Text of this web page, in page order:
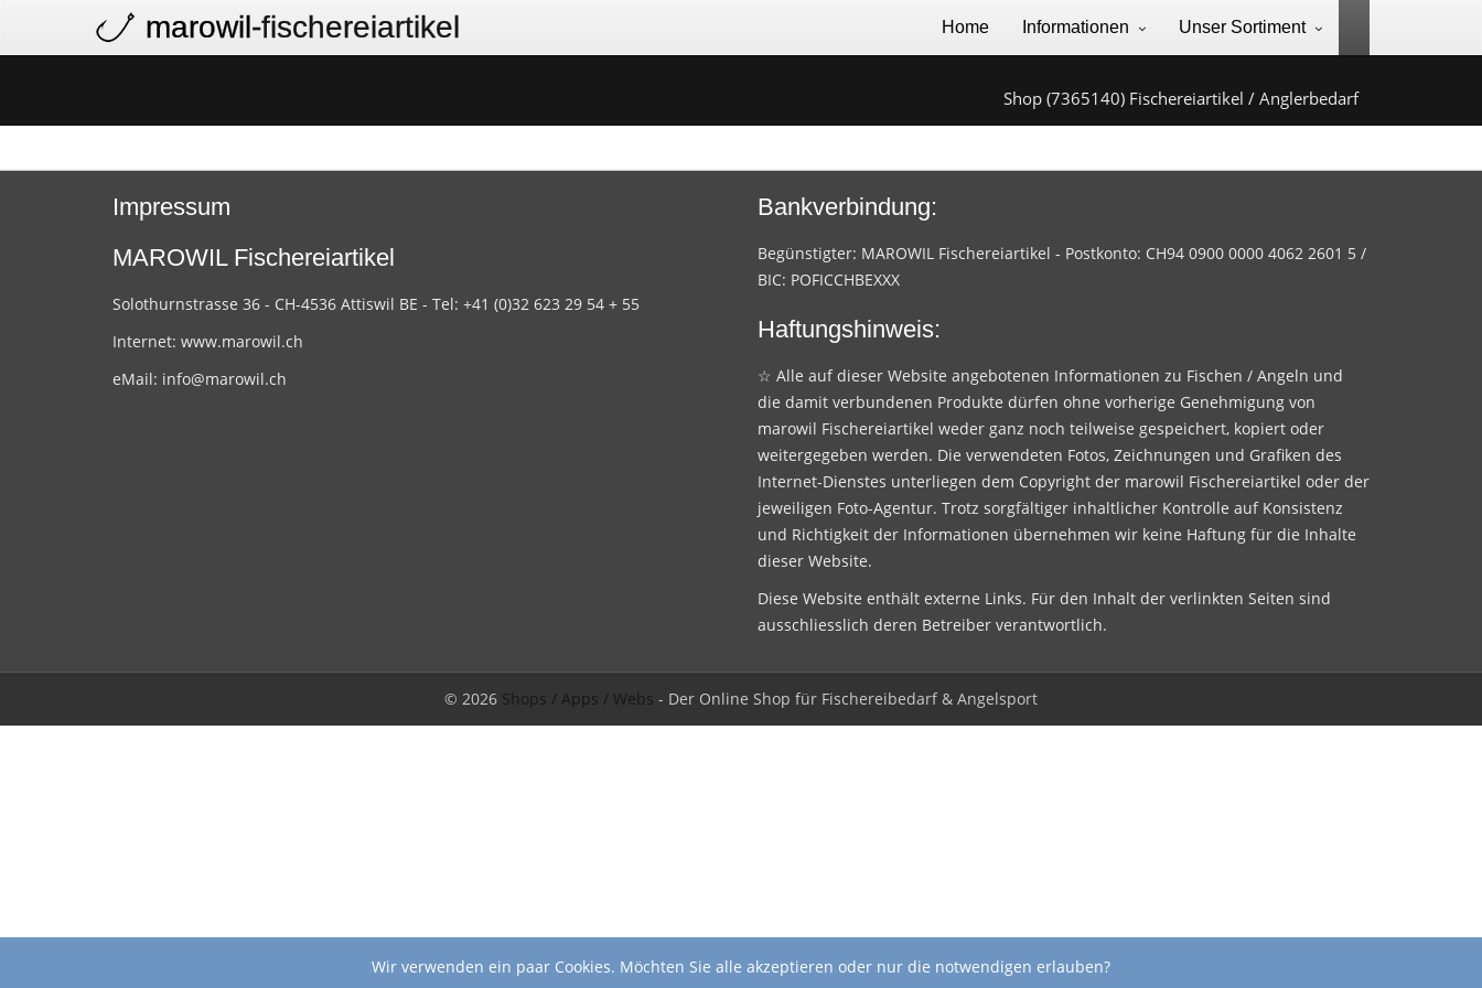
marowil-fischereiartikel Home Informationen Unser Sortiment
Shop (7365140) Fischereiartikel / Anglerbedarf
Impressum
MAROWIL Fischereiartikel
Solothurnstrasse 36 - CH-4536 Attiswil BE - Tel: +41 (0)32 623 29 54 + 55
Internet: www.marowil.ch
eMail: info@marowil.ch
Bankverbindung:
Begünstigter: MAROWIL Fischereiartikel - Postkonto: CH94 0900 0000 4062 2601 5 /
BIC: POFICCHBEXXX
Haftungshinweis:
☆ Alle auf dieser Website angebotenen Informationen zu Fischen / Angeln und
die damit verbundenen Produkte dürfen ohne vorherige Genehmigung von
marowil Fischereiartikel weder ganz noch teilweise gespeichert, kopiert oder
weitergegeben werden. Die verwendeten Fotos, Zeichnungen und Grafiken des
Internet-Dienstes unterliegen dem Copyright der marowil Fischereiartikel oder der
jeweiligen Foto-Agentur. Trotz sorgfältiger inhaltlicher Kontrolle auf Konsistenz
und Richtigkeit der Informationen übernehmen wir keine Haftung für die Inhalte
dieser Website.
Diese Website enthält externe Links. Für den Inhalt der verlinkten Seiten sind
ausschliesslich deren Betreiber verantwortlich.
© 2026 Shops / Apps / Webs - Der Online Shop für Fischereibedarf & Angelsport
Wir verwenden ein paar Cookies. Möchten Sie alle akzeptieren oder nur die notwendigen erlauben?